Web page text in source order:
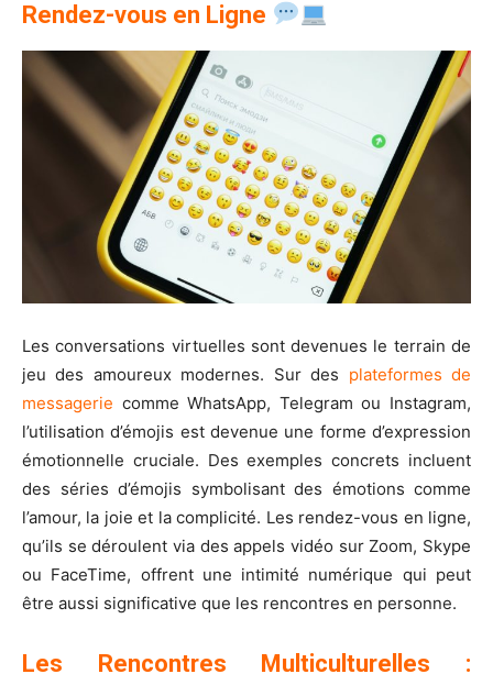
Rendez-vous en Ligne
Les conversations virtuelles sont devenues le terrain de
jeu des amoureux modernes. Sur des plateformes de
messagerie comme WhatsApp, Telegram ou Instagram,
l’utilisation d’émojis est devenue une forme d’expression
émotionnelle cruciale. Des exemples concrets incluent
des séries d’émojis symbolisant des émotions comme
l’amour, la joie et la complicité. Les rendez-vous en ligne,
qu’ils se déroulent via des appels vidéo sur Zoom, Skype
ou FaceTime, offrent une intimité numérique qui peut
être aussi significative que les rencontres en personne.
Les Rencontres Multiculturelles :